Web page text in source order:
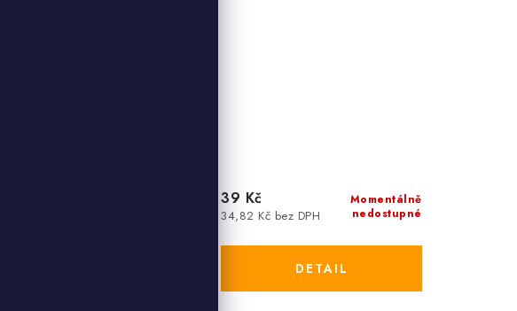
Momentálně
nedostupné
34,82 Kč bez DPH
39 Kč